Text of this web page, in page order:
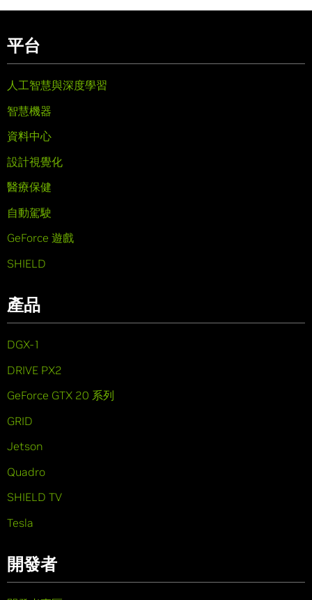
平台
人工智慧與深度學習
智慧機器
資料中心
設計視覺化
醫療保健
自動駕駛
GeForce 遊戲
SHIELD
產品
DGX-1
DRIVE PX2
GeForce GTX 20 系列
GRID
Jetson
Quadro
SHIELD TV
Tesla
開發者